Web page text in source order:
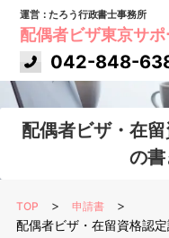
運営：たろう行政書士事務所
配偶者ビザ東京サ
042-848-
代表者あいさつ
お客様の声
配偶者ビザ・在
の
TOP > 申請書 >
配偶者ビザ・在留資格認